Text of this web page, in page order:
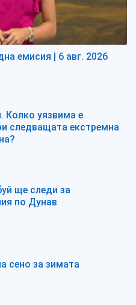
емисия | 6 авг. 2026
Колко уязвима е
следващата екстремна
ще следи за
по Дунав
сено за зимата